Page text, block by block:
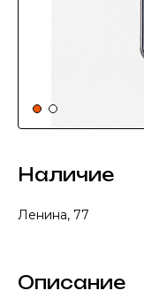
Наличие
Ленина, 77
Описание